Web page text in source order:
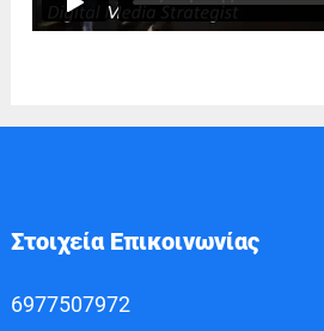
Στοιχεία Επικοινωνίας
6977507972